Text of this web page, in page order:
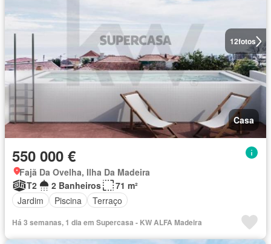
12fotos
Casa
550 000 €
Fajã Da Ovelha, Ilha Da Madeira
T2
2 Banheiros
71 m²
Jardim
Piscina Terraço
Há 3 semanas, 1 dia em Supercasa - KW ALFA Madeira